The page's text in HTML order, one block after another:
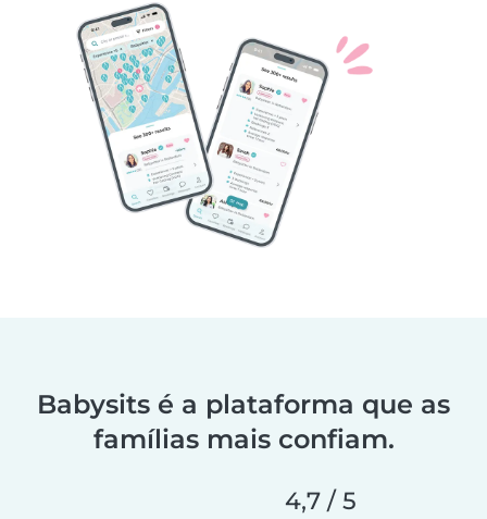
Babysits é a plataforma que as
famílias mais confiam.
4,7 / 5